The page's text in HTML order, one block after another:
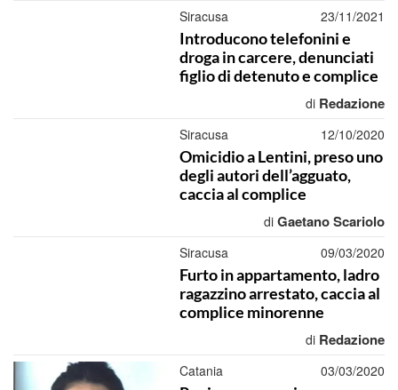
Siracusa 23/11/2021
Introducono telefonini e
droga in carcere, denunciati
figlio di detenuto e complice
di Redazione
Siracusa 12/10/2020
Omicidio a Lentini, preso uno
degli autori dell’agguato,
caccia al complice
di Gaetano Scariolo
Siracusa 09/03/2020
Furto in appartamento, ladro
ragazzino arrestato, caccia al
complice minorenne
di Redazione
Catania 03/03/2020